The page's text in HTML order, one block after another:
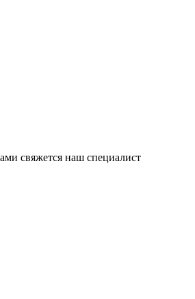
свяжется наш специалист